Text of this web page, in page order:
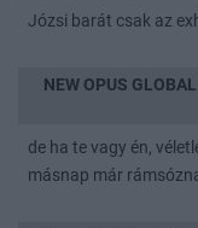
Józsi barát csak az
NEW OPUS GLOBAL
de ha te vagy én,
másnap már